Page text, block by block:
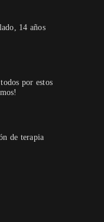
14 años
por estos
de terapia